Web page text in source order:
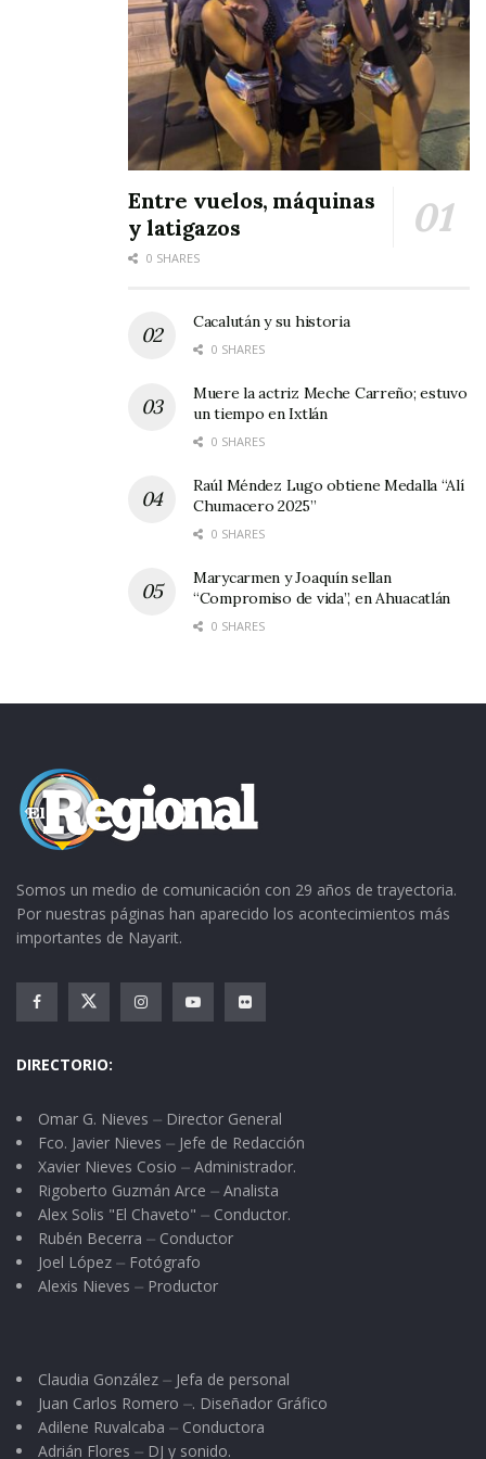
Entre vuelos, máquinas
y latigazos
0 SHARES
Cacalután y su historia
0 SHARES
Muere la actriz Meche Carreño; estuvo
un tiempo en Ixtlán
0 SHARES
Raúl Méndez Lugo obtiene Medalla “Alí
Chumacero 2025”
0 SHARES
Marycarmen y Joaquín sellan
“Compromiso de vida”, en Ahuacatlán
0 SHARES
Somos un medio de comunicación con 29 años de trayectoria.
Por nuestras páginas han aparecido los acontecimientos más
importantes de Nayarit.
DIRECTORIO:
Omar G. Nieves ⏤ Director General
Fco. Javier Nieves ⏤ Jefe de Redacción
Xavier Nieves Cosio ⏤ Administrador.
Rigoberto Guzmán Arce ⏤ Analista
Alex Solis "El Chaveto" ⏤ Conductor.
Rubén Becerra ⏤ Conductor
Joel López ⏤ Fotógrafo
Alexis Nieves ⏤ Productor
Claudia González ⏤ Jefa de personal
Juan Carlos Romero ⏤. Diseñador Gráfico
Adilene Ruvalcaba ⏤ Conductora
Adrián Flores ⏤ DJ y sonido.